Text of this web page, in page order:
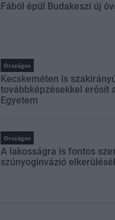
Fából épül Budakeszi új
Országos
Kecskeméten is
továbbképzésekkel erősít
Egyetem
Országos
A lakosságra is fontos
szúnyoginvázió